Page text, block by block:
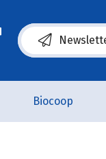
(s’ouvre dans
Biocoop